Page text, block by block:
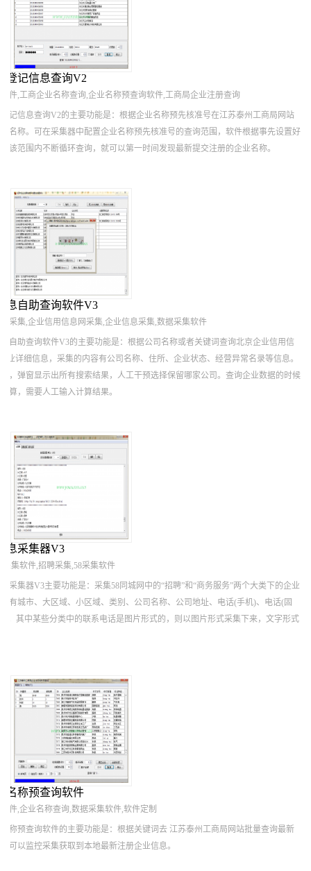
登记信息查询V2
件,工商企业名称查询,企业名称预查询软件,工商局企业注册查询
记信息查询V2的主要功能是：根据企业名称预先核准号在江苏泰州工商局网站
名称。可在采集器中配置企业名称预先核准号的查询范围，软件根据事先设置好
该范围内不断循环查询，就可以第一时间发现最新提交注册的企业名称。
息自助查询软件V3
采集,企业信用信息网采集,企业信息采集,数据采集软件
自助查询软件V3的主要功能是：根据公司名称或者关键词查询北京企业信用信
业详细信息，采集的内容有公司名称、住所、企业状态、经营异常名录等信息。
，弹窗显示出所有搜索结果，人工干预选择保留哪家公司。查询企业数据的时候
算，需要人工输入计算结果。
息采集器V3
集软件,招聘采集,58采集软件
采集器V3主要功能是：采集58同城网中的“招聘”和“商务服务”两个大类下的企业
有城市、大区域、小区域、类别、公司名称、公司地址、电话(手机)、电话(固
。其中某些分类中的联系电话是图片形式的，则以图片形式采集下来，文字形式
名称预查询软件
件,企业名称查询,数据采集软件,软件定制
称预查询软件的主要功能是：根据关键词去 江苏泰州工商局网站批量查询最新
可以监控采集获取到本地最新注册企业信息。